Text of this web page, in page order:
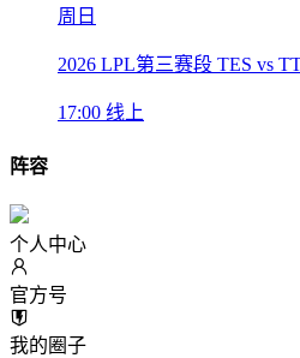
周日
2026 LPL第三赛段 TES vs
17:00 线上
阵容
个人中心
官方号
我的圈子